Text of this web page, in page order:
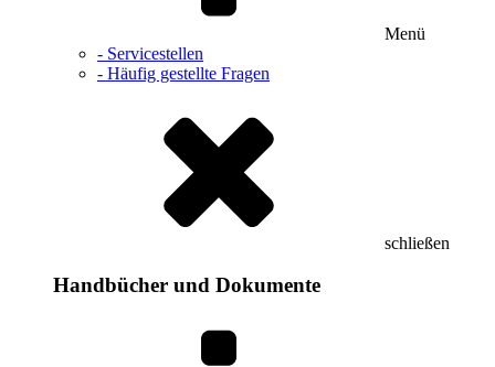
Menü
- Servicestellen
- Häufig gestellte Fragen
schließen
Handbücher und Dokumente